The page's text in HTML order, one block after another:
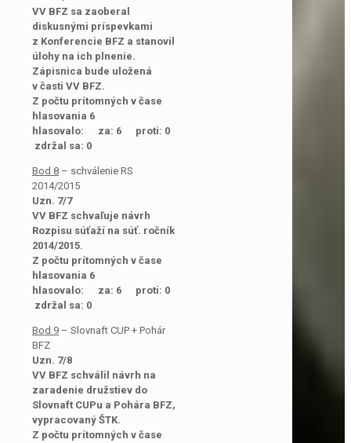
VV BFZ sa zaoberal
diskusnými príspevkami
z Konferencie BFZ a stanovil
úlohy na ich plnenie.
Zápisnica bude uložená
v časti VV BFZ.
Z počtu prítomných v čase
hlasovania 6
hlasovalo: za: 6 proti: 0
zdržal sa: 0
Bod 8 – schválenie RS
2014/2015
Uzn. 7/7
VV BFZ schvaľuje návrh
Rozpisu súťaží na súť. ročník
2014/2015.
Z počtu prítomných v čase
hlasovania 6
hlasovalo: za: 6 proti: 0
zdržal sa: 0
Bod 9 – Slovnaft CUP + Pohár
BFZ
Uzn. 7/8
VV BFZ schválil návrh na
zaradenie družstiev do
Slovnaft CUPu a Pohára BFZ,
vypracovaný ŠTK.
Z počtu prítomných v čase